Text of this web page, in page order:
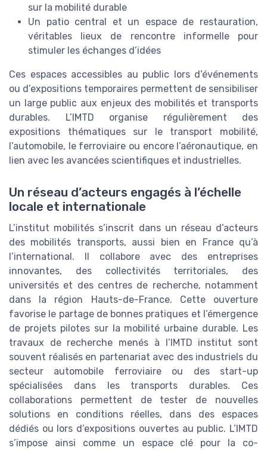
sur la mobilité durable
Un patio central et un espace de restauration,
véritables lieux de rencontre informelle pour
stimuler les échanges d’idées
Ces espaces accessibles au public lors d’événements
ou d’expositions temporaires permettent de sensibiliser
un large public aux enjeux des mobilités et transports
durables. L’IMTD organise régulièrement des
expositions thématiques sur le transport mobilité,
l’automobile, le ferroviaire ou encore l’aéronautique, en
lien avec les avancées scientifiques et industrielles.
Un réseau d’acteurs engagés à l’échelle
locale et internationale
L’institut mobilités s’inscrit dans un réseau d’acteurs
des mobilités transports, aussi bien en France qu’à
l’international. Il collabore avec des entreprises
innovantes, des collectivités territoriales, des
universités et des centres de recherche, notamment
dans la région Hauts-de-France. Cette ouverture
favorise le partage de bonnes pratiques et l’émergence
de projets pilotes sur la mobilité urbaine durable. Les
travaux de recherche menés à l’IMTD institut sont
souvent réalisés en partenariat avec des industriels du
secteur automobile ferroviaire ou des start-up
spécialisées dans les transports durables. Ces
collaborations permettent de tester de nouvelles
solutions en conditions réelles, dans des espaces
dédiés ou lors d’expositions ouvertes au public. L’IMTD
s’impose ainsi comme un espace clé pour la co-